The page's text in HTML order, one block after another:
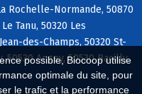
possible, Biocoop utilise
optimale du site, pour
le trafic et la performance
Rochelle-Normande, 50870
Tanu, 50320 Les
des-Champs, 50320 St-
50530 Angey, 50530 Bacilly,